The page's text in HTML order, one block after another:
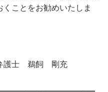
ことをお勧めいたしま
護士 鵜飼 剛充